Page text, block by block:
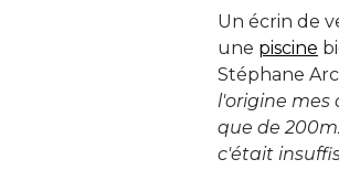
Un écrin de
une piscine
Stéphane
l'origine mes
que de
c'était